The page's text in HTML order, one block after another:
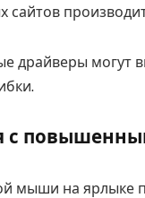
сайтов
драйверы могут
с
мыши на ярлыке